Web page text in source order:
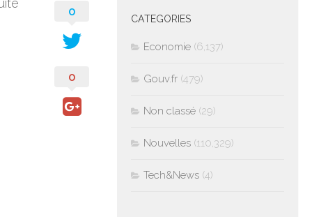
0
0
CATEGORIES
Economie (6,137)
Gouv.fr (479)
Non classé (29)
Nouvelles (110,329)
Tech&News (4)